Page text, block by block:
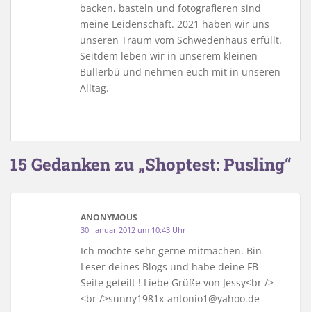
backen, basteln und fotografieren sind
meine Leidenschaft. 2021 haben wir uns
unseren Traum vom Schwedenhaus erfüllt.
Seitdem leben wir in unserem kleinen
Bullerbü und nehmen euch mit in unseren
Alltag.
15 Gedanken zu „Shoptest: Pusling“
ANONYMOUS
30. Januar 2012 um 10:43 Uhr
Ich möchte sehr gerne mitmachen. Bin
Leser deines Blogs und habe deine FB
Seite geteilt ! Liebe Grüße von Jessy<br />
<br />sunny1981x-antonio1@yahoo.de